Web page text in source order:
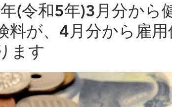
(令和5年)3月分から
料が、4月分から雇
ます